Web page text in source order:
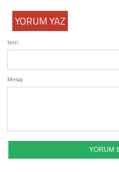
YORUM YAZ
İsim:
Mesaj: